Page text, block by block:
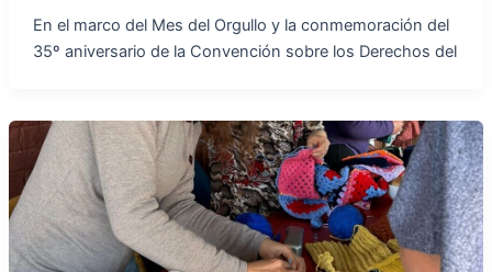
En el marco del Mes del Orgullo y la conmemoración del
35º aniversario de la Convención sobre los Derechos del